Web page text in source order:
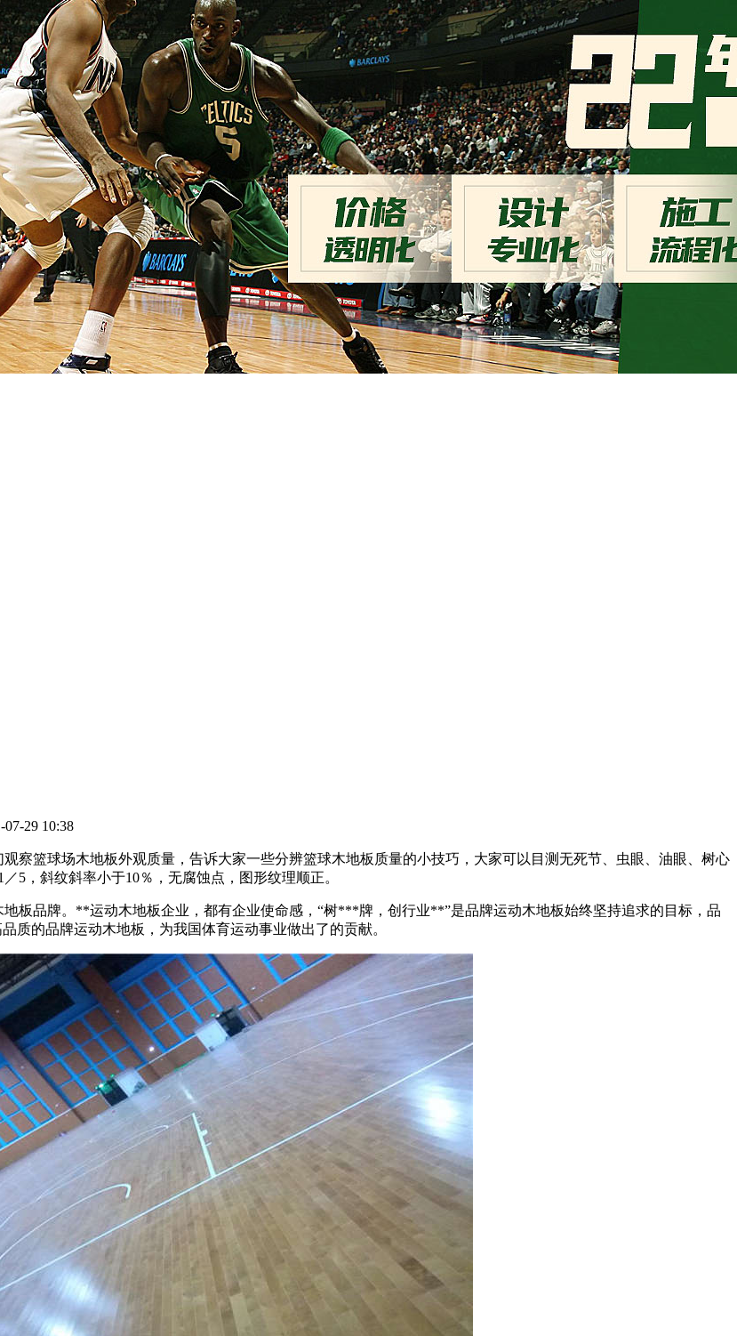
29 10:38
察篮球场木地板外观质量，告诉大家一些分辨篮球木地板质量的小技巧，大家可以目测无死节、虫眼、油眼、树心
5，斜纹斜率小于10％，无腐蚀点，图形纹理顺正。
板品牌。**运动木地板企业，都有企业使命感，“树***牌，创行业**”是品牌运动木地板始终坚持追求的目标，品
质的品牌运动木地板，为我国体育运动事业做出了的贡献。